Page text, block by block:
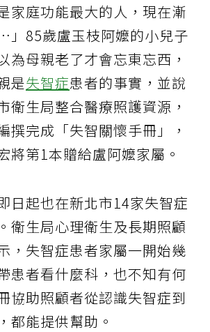
家庭功能最大的人，現在漸
」85歲盧玉枝阿嬤的小兒子
為母親老了才會忘東忘西，
是失智症患者的事實，並說
衛生局整合醫療照護資源，
撰完成「失智關懷手冊」，
將第1本贈給盧阿嬤家屬。
日起也在新北市14家失智症
衛生局心理衛生及長期照顧
，失智症患者家屬一開始幾
患者看什麼科，也不知有何
協助照顧者從認識失智症到
都能提供幫助。